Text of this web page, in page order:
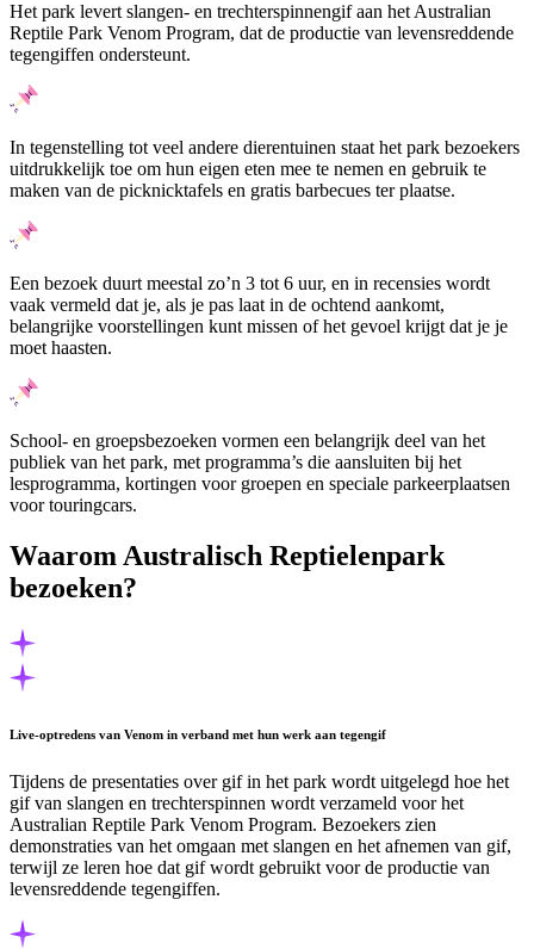
Het park levert slangen- en trechterspinnengif aan het Australian
Reptile Park Venom Program, dat de productie van levensreddende
tegengiffen ondersteunt.
In tegenstelling tot veel andere dierentuinen staat het park bezoekers
uitdrukkelijk toe om hun eigen eten mee te nemen en gebruik te
maken van de picknicktafels en gratis barbecues ter plaatse.
Een bezoek duurt meestal zo’n 3 tot 6 uur, en in recensies wordt
vaak vermeld dat je, als je pas laat in de ochtend aankomt,
belangrijke voorstellingen kunt missen of het gevoel krijgt dat je je
moet haasten.
School- en groepsbezoeken vormen een belangrijk deel van het
publiek van het park, met programma’s die aansluiten bij het
lesprogramma, kortingen voor groepen en speciale parkeerplaatsen
voor touringcars.
Waarom Australisch Reptielenpark
bezoeken?
Live-optredens van Venom in verband met hun werk aan tegengif
Tijdens de presentaties over gif in het park wordt uitgelegd hoe het
gif van slangen en trechterspinnen wordt verzameld voor het
Australian Reptile Park Venom Program. Bezoekers zien
demonstraties van het omgaan met slangen en het afnemen van gif,
terwijl ze leren hoe dat gif wordt gebruikt voor de productie van
levensreddende tegengiffen.